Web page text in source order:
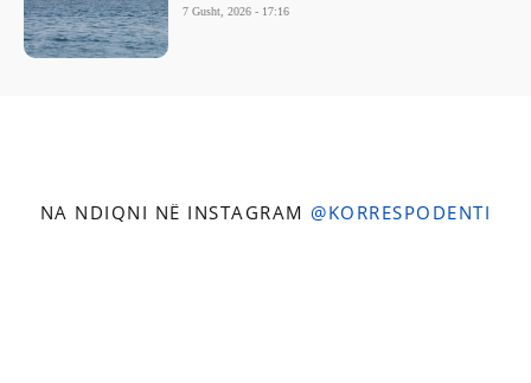
7 Gusht, 2026 - 17:16
NA NDIQNI NË INSTAGRAM @KORRESPODENTI